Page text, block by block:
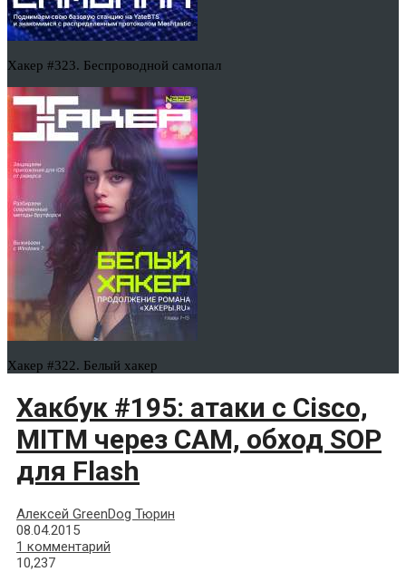
Хакер #323. Беспроводной самопал
Хакер #322. Белый хакер
Хакбук #195: атаки с Cisco,
MITM через CAM, обход SOP
для Flash
Алексей GreenDog Тюрин
08.04.2015
1 комментарий
10,237